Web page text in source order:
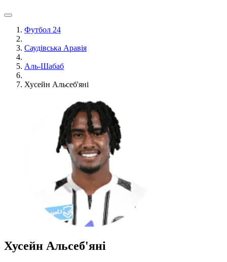
Футбол 24
Саудівська Аравія
Аль-Шабаб
Хусейн Альсеб'яні
Хусейн Альсеб'яні